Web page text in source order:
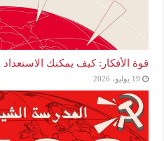
قوة الأفكار: كيف يمكنك
19 يوليو، 2026